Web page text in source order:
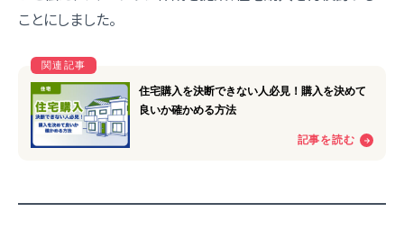
ことにしました。